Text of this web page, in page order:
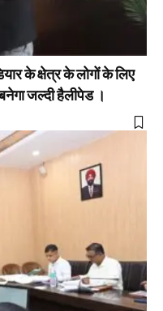
के क्षेत्र के लोगों के लिए
जल्दी हैलीपेड ।